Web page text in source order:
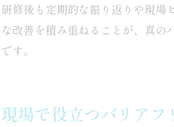
研修後も定期的な振り返りや現場
な改善を積み重ねることが、真の
です。
現場で役立つバリアフ